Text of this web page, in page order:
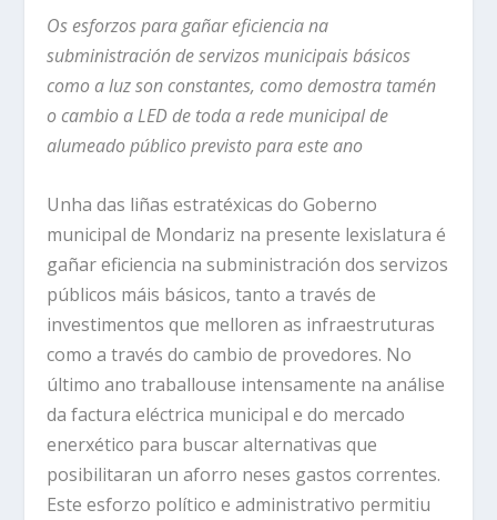
Os esforzos para gañar eficiencia na
subministración de servizos municipais básicos
como a luz son constantes, como demostra tamén
o cambio a LED de toda a rede municipal de
alumeado público previsto para este ano
Unha das liñas estratéxicas do Goberno
municipal de Mondariz na presente lexislatura é
gañar eficiencia na subministración dos servizos
públicos máis básicos, tanto a través de
investimentos que melloren as infraestruturas
como a través do cambio de provedores. No
último ano traballouse intensamente na análise
da factura eléctrica municipal e do mercado
enerxético para buscar alternativas que
posibilitaran un aforro neses gastos correntes.
Este esforzo político e administrativo permitiu